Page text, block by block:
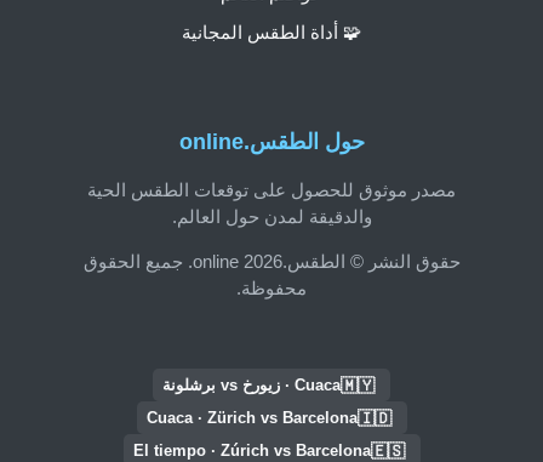
حول الطقس.online
مصدر موثوق للحصول على توقعات الطقس الحية
والدقيقة لمدن حول العالم.
حقوق النشر © الطقس.online 2026. جميع الحقوق
محفوظة.
🧩 أداة الطقس المجانية
🇲🇾Cuaca · زيورخ vs برشلونة
🇮🇩
Cuaca · Zürich vs Barcelona
🇪🇸
El tiempo · Zúrich vs Barcelona